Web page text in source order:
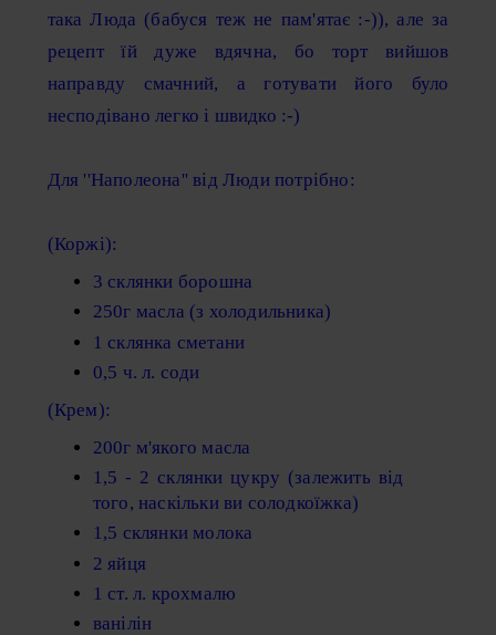
така Люда (бабуся теж не пам'ятає :-)), але за
рецепт їй дуже вдячна, бо торт вийшов
направду смачний, а готувати його було
несподівано легко і швидко :-)
Для ''Наполеона'' від Люди потрібно:
(Коржі):
3 склянки борошна
250г масла (з холодильника)
1 склянка сметани
0,5 ч. л. соди
(Крем):
200г м'якого масла
1,5 - 2 склянки цукру (залежить від
того, наскільки ви солодкоїжка)
1,5 склянки молока
2 яйця
1 ст. л. крохмалю
ванілін